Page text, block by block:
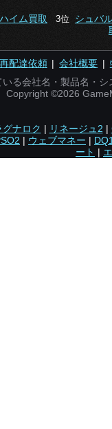
イム買取 3位 シュバ
再配達依頼|会社概要 |
る会社名・製品名・
Copyright ©2026
グナロク | リネージュ2 |
| ウェブマネー |
ート |